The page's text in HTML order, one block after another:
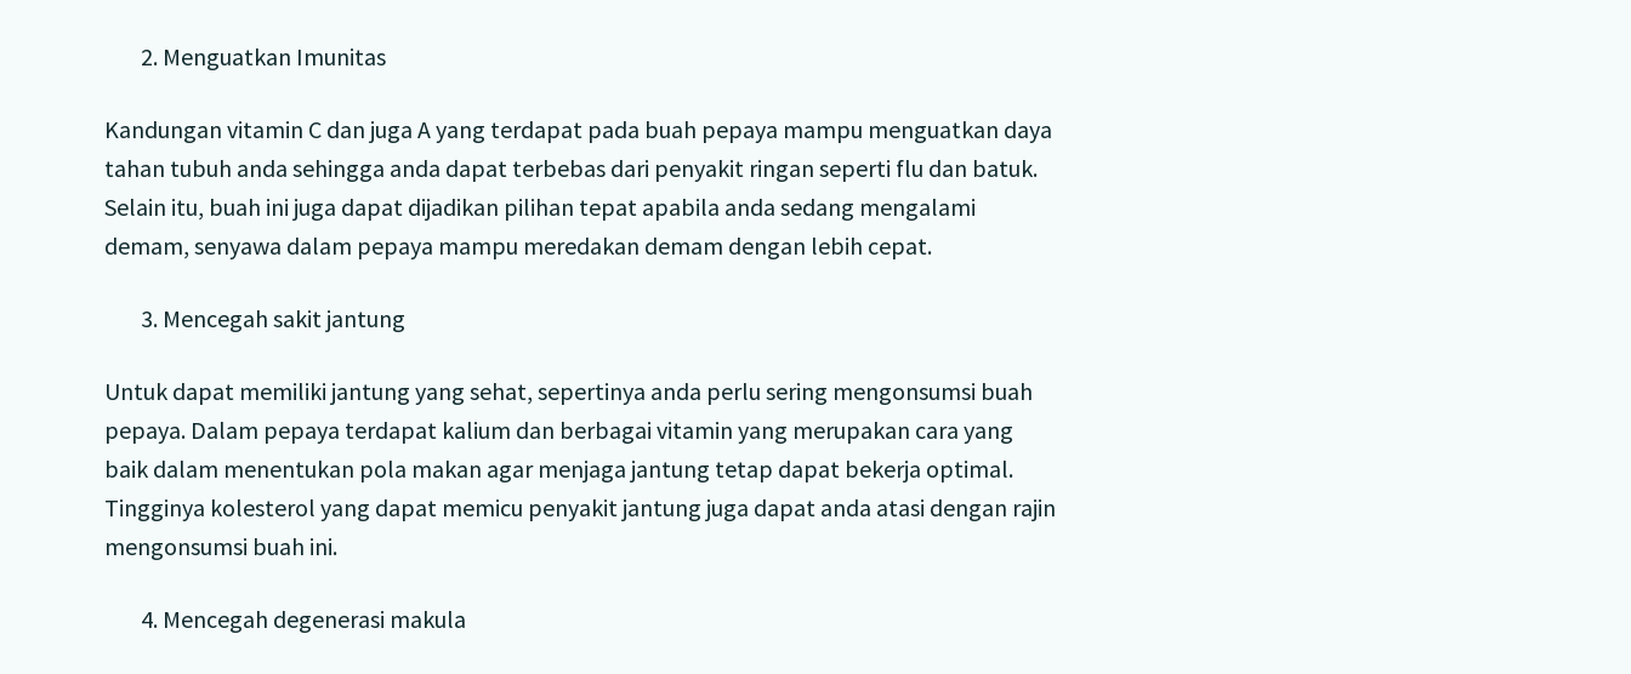
2. Menguatkan Imunitas
Kandungan vitamin C dan juga A yang terdapat pada buah pepaya mampu menguatkan daya
tahan tubuh anda sehingga anda dapat terbebas dari penyakit ringan seperti flu dan batuk.
Selain itu, buah ini juga dapat dijadikan pilihan tepat apabila anda sedang mengalami
demam, senyawa dalam pepaya mampu meredakan demam dengan lebih cepat.
3. Mencegah sakit jantung
Untuk dapat memiliki jantung yang sehat, sepertinya anda perlu sering mengonsumsi buah
pepaya. Dalam pepaya terdapat kalium dan berbagai vitamin yang merupakan cara yang
baik dalam menentukan pola makan agar menjaga jantung tetap dapat bekerja optimal.
Tingginya kolesterol yang dapat memicu penyakit jantung juga dapat anda atasi dengan rajin
mengonsumsi buah ini.
4. Mencegah degenerasi makula